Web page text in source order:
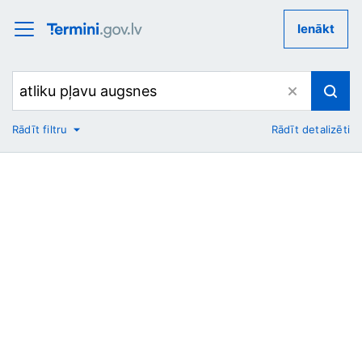
Ienākt
No
Rādīt filtru Rādīt detalizēti